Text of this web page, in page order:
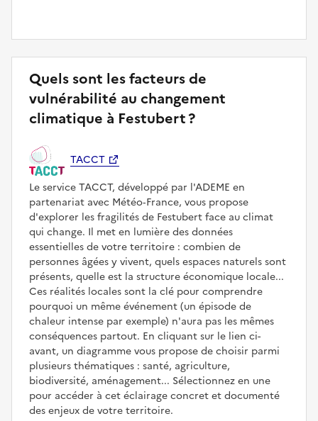
Quels sont les facteurs de
vulnérabilité au changement
climatique à Festubert ?
TACCT
Le service TACCT, développé par l'ADEME en
partenariat avec Météo‑France, vous propose
d'explorer les fragilités de Festubert face au climat
qui change. Il met en lumière des données
essentielles de votre territoire : combien de
personnes âgées y vivent, quels espaces naturels sont
présents, quelle est la structure économique locale...
Ces réalités locales sont la clé pour comprendre
pourquoi un même événement (un épisode de
chaleur intense par exemple) n'aura pas les mêmes
conséquences partout. En cliquant sur le lien ci-
avant, un diagramme vous propose de choisir parmi
plusieurs thématiques : santé, agriculture,
biodiversité, aménagement... Sélectionnez en une
pour accéder à cet éclairage concret et documenté
des enjeux de votre territoire.